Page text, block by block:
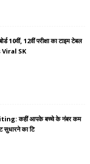
12वीं परीक्षा का टाइम टेबल
Viral SK
कहीं आपके बच्चे के नंबर कम
सुधारने का टि